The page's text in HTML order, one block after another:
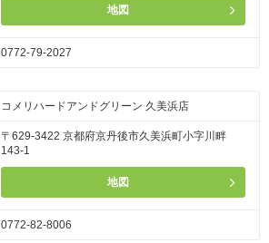
地図
0772-79-2027
コメリハードアンドグリーン 久美浜店
〒629-3422 京都府京丹後市久美浜町小字川畔
143-1
地図
0772-82-8006